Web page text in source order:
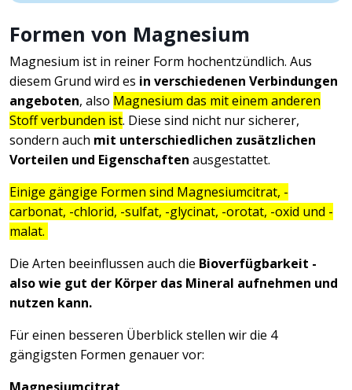
Formen von Magnesium
Magnesium ist in reiner Form hochentzündlich. Aus
diesem Grund wird es in verschiedenen Verbindungen
angeboten, also Magnesium das mit einem anderen
Stoff verbunden ist. Diese sind nicht nur sicherer,
sondern auch mit unterschiedlichen zusätzlichen
Vorteilen und Eigenschaften ausgestattet.
Einige gängige Formen sind Magnesiumcitrat, -
carbonat, -chlorid, -sulfat, -glycinat, -orotat, -oxid und -
malat.
Die Arten beeinflussen auch die Bioverfügbarkeit -
also wie gut der Körper das Mineral aufnehmen und
nutzen kann.
Für einen besseren Überblick stellen wir die 4
gängigsten Formen genauer vor: